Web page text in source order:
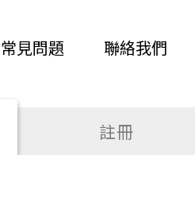
常見問題 聯絡我們
註冊